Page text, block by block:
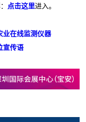
点击这里进入。
业在线监测仪器
宣传语